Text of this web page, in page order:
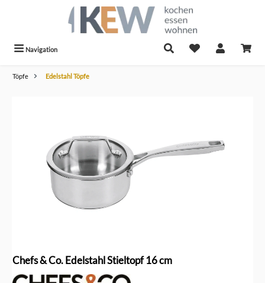
Navigation
Töpfe Edelstahl Töpfe
Chefs & Co. Edelstahl Stieltopf 16 cm